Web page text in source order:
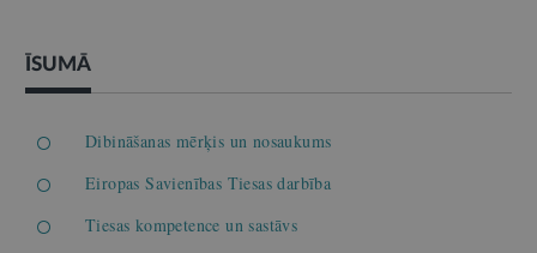
ĪSUMĀ
Dibināšanas mērķis un nosaukums
Eiropas Savienības Tiesas darbība
Tiesas kompetence un sastāvs